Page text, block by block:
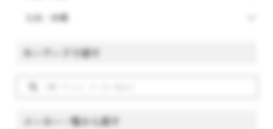
九州・沖縄
キーワードで探す
メーカー一覧から探す